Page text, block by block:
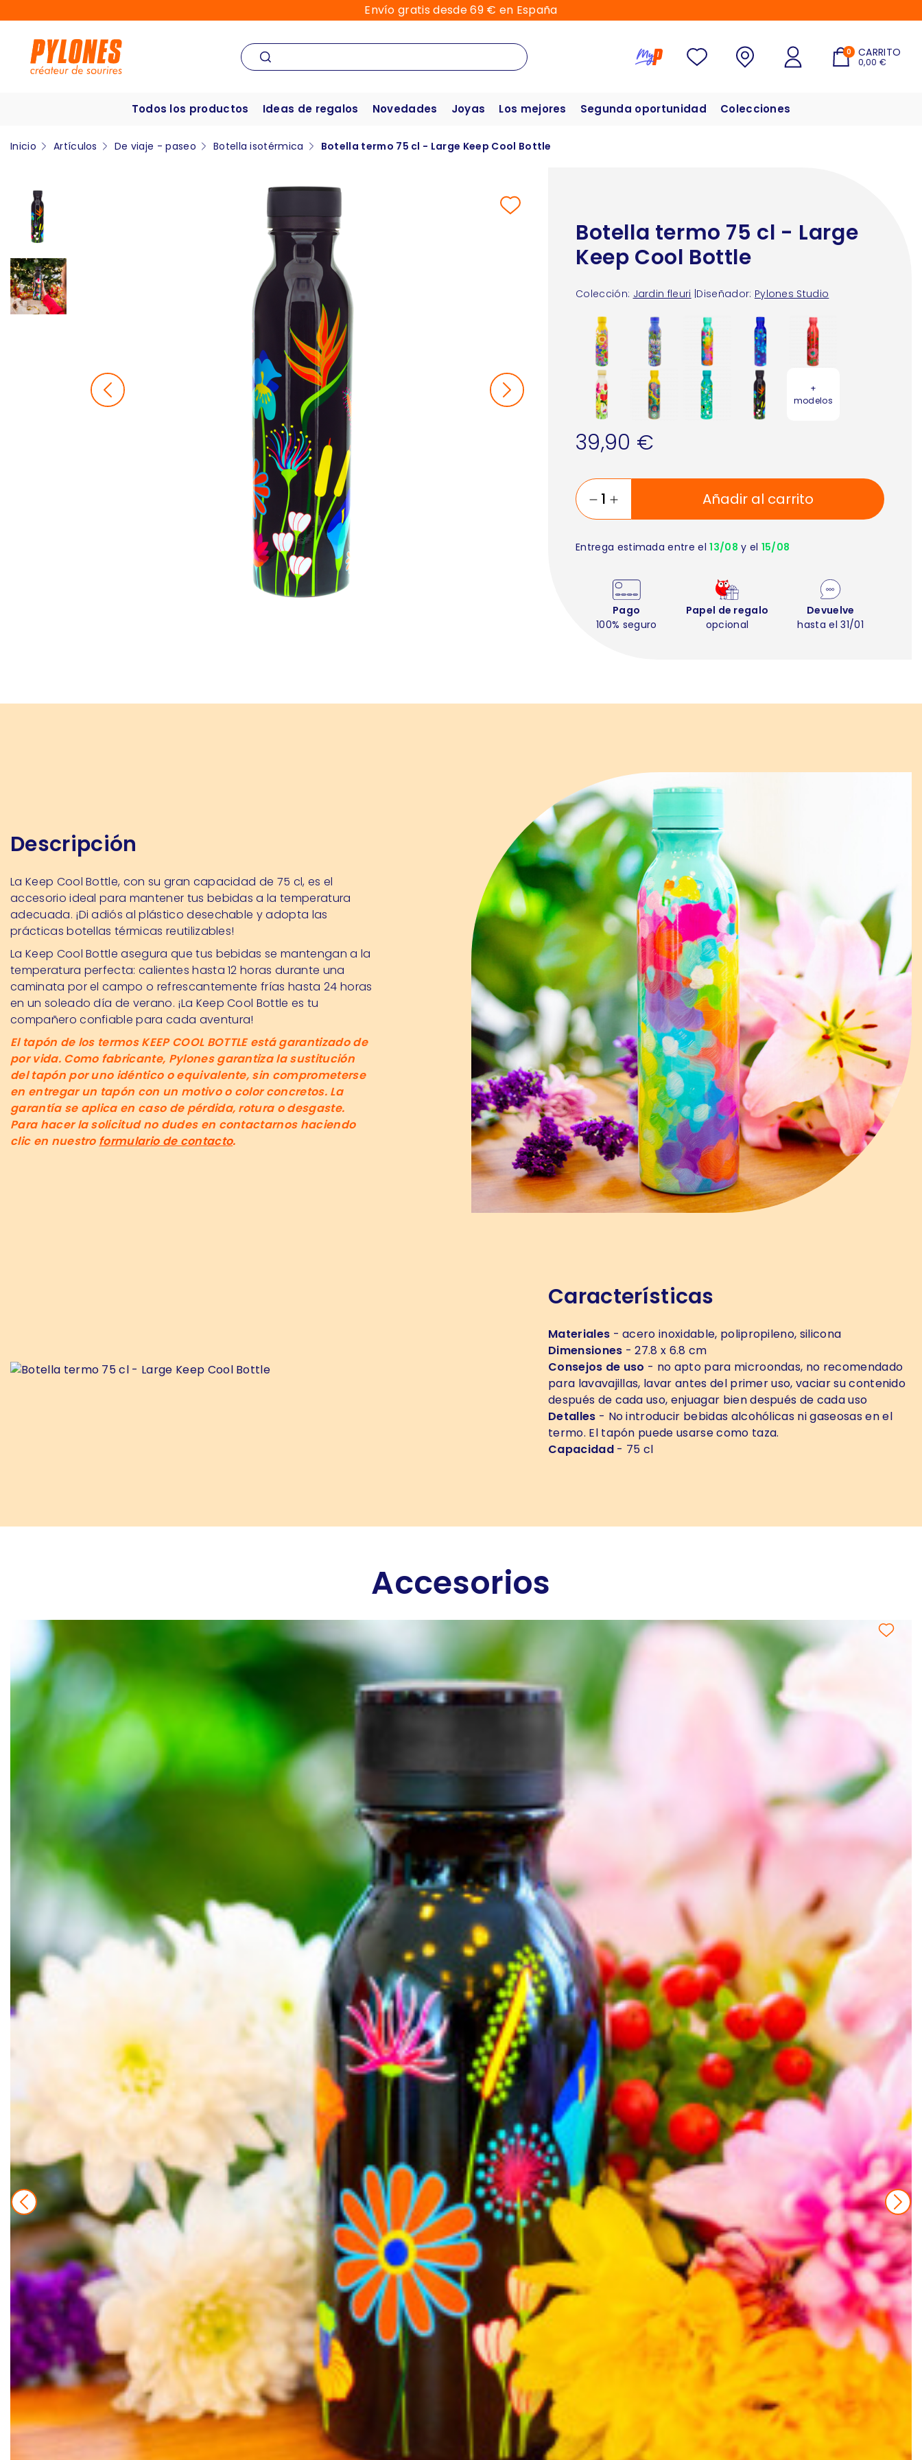
Envío gratis desde 69 € en España
0 CARRITO
0,00 €
Todos los productos Ideas de regalos Novedades Joyas Los mejores Segunda oportunidad Colecciones
Inicio Artículos De viaje - paseo Botella isotérmica Botella termo 75 cl - Large Keep Cool Bottle
Botella termo 75 cl - Large
Keep Cool Bottle
Colección: Jardin fleuri Diseñador: Pylones Studio
+
modelos
39,90 €
Añadir al carrito
Entrega estimada entre el13/08 y el 15/08
Pago
100% seguro
Papel de regalo
opcional
Devuelve
hasta el 31/01
Descripción
La Keep Cool Bottle, con su gran capacidad de 75 cl, es el
accesorio ideal para mantener tus bebidas a la temperatura
adecuada. ¡Di adiós al plástico desechable y adopta las
prácticas botellas térmicas reutilizables!
La Keep Cool Bottle asegura que tus bebidas se mantengan a la
temperatura perfecta: calientes hasta 12 horas durante una
caminata por el campo o refrescantemente frías hasta 24 horas
en un soleado día de verano. ¡La Keep Cool Bottle es tu
compañero confiable para cada aventura!
El tapón de los termos KEEP COOL BOTTLE está garantizado de
por vida. Como fabricante, Pylones garantiza la sustitución
del tapón por uno idéntico o equivalente, sin comprometerse
en entregar un tapón con un motivo o color concretos. La
garantía se aplica en caso de pérdida, rotura o desgaste.
Para hacer la solicitud no dudes en contactarnos haciendo
clic en nuestro formulario de contacto.
Características
Materiales - acero inoxidable, polipropileno, silicona
Dimensiones - 27.8 x 6.8 cm
Consejos de uso - no apto para microondas, no recomendado
para lavavajillas, lavar antes del primer uso, vaciar su contenido
después de cada uso, enjuagar bien después de cada uso
Detalles - No introducir bebidas alcohólicas ni gaseosas en el
termo. El tapón puede usarse como taza.
Capacidad- 75 cl
Accesorios